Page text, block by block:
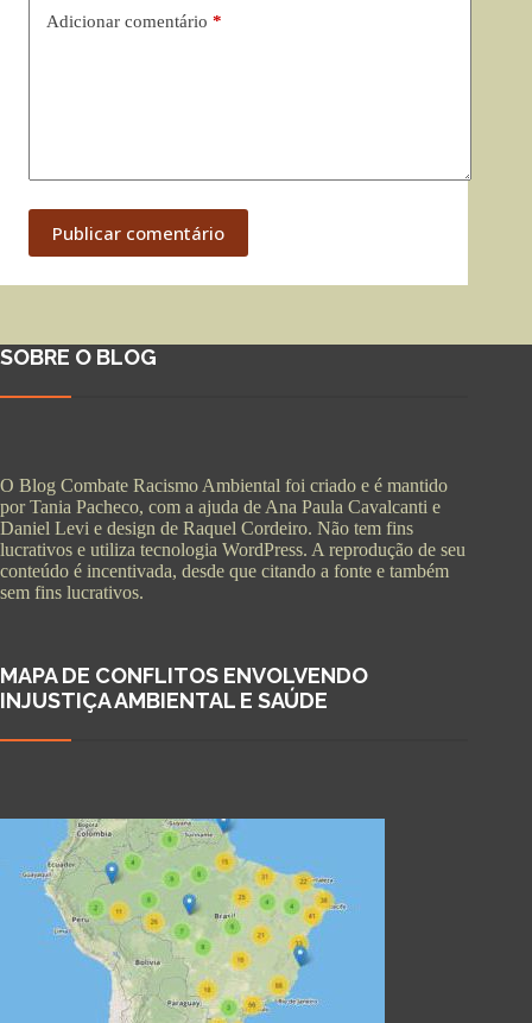
Adicionar comentário *
Publicar comentário
SOBRE O BLOG
O Blog Combate Racismo Ambiental foi criado e é mantido
por Tania Pacheco, com a ajuda de Ana Paula Cavalcanti e
Daniel Levi e design de Raquel Cordeiro. Não tem fins
lucrativos e utiliza tecnologia WordPress. A reprodução de seu
conteúdo é incentivada, desde que citando a fonte e também
sem fins lucrativos.
MAPA DE CONFLITOS ENVOLVENDO
INJUSTIÇA AMBIENTAL E SAÚDE